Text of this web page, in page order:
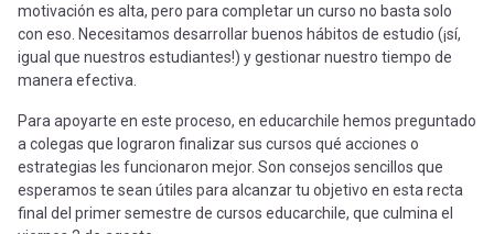
motivación es alta, pero para completar un curso no basta solo
con eso. Necesitamos desarrollar buenos hábitos de estudio (¡sí,
igual que nuestros estudiantes!) y gestionar nuestro tiempo de
manera efectiva.
Para apoyarte en este proceso, en educarchile hemos preguntado
a colegas que lograron finalizar sus cursos qué acciones o
estrategias les funcionaron mejor. Son consejos sencillos que
esperamos te sean útiles para alcanzar tu objetivo en esta recta
final del primer semestre de cursos educarchile, que culmina el